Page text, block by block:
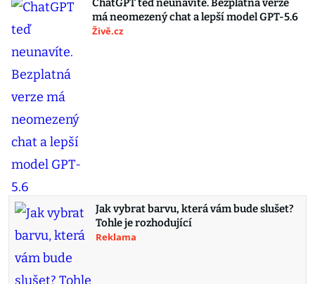
ChatGPT teď neunavíte. Bezplatná verze
má neomezený chat a lepší model GPT-5.6
Živě.cz
Jak vybrat barvu, která vám bude slušet?
Tohle je rozhodující
Reklama